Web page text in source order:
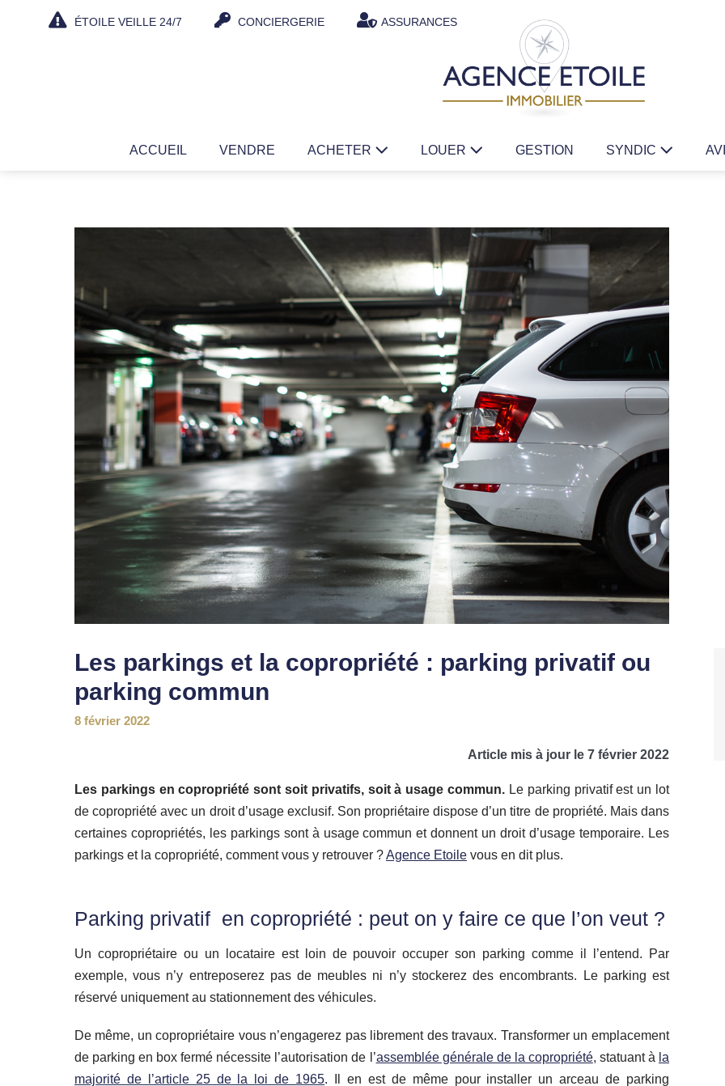
ÉTOILE VEILLE 24/7 CONCIERGERIE ASSURANCES
ACCUEIL VENDRE ACHETER LOUER GESTION SYNDIC
Les parkings et la copropriété : parking privatif ou
parking commun
8 février 2022
Article mis à jour le 7 février 2022
Les parkings en copropriété sont soit privatifs, soit à usage commun. Le parking privatif est un lot
de copropriété avec un droit d’usage exclusif. Son propriétaire dispose d’un titre de propriété. Mais dans
certaines copropriétés, les parkings sont à usage commun et donnent un droit d’usage temporaire. Les
parkings et la copropriété, comment vous y retrouver ?Agence Etoile vous en dit plus.
Parking privatif en copropriété : peut on y faire ce que l’on veut ?
Un copropriétaire ou un locataire est loin de pouvoir occuper son parking comme il l’entend. Par
exemple, vous n’y entreposerez pas de meubles ni n’y stockerez des encombrants. Le parking est
réservé uniquement au stationnement des véhicules.
De même, un copropriétaire vous n’engagerez pas librement des travaux. Transformer un emplacement
de parking en box fermé nécessite l’autorisation de l’assemblée générale de la copropriété, statuant à la
majorité de l’article 25 de la loi de 1965. Il en est de même pour installer un arceau de parking